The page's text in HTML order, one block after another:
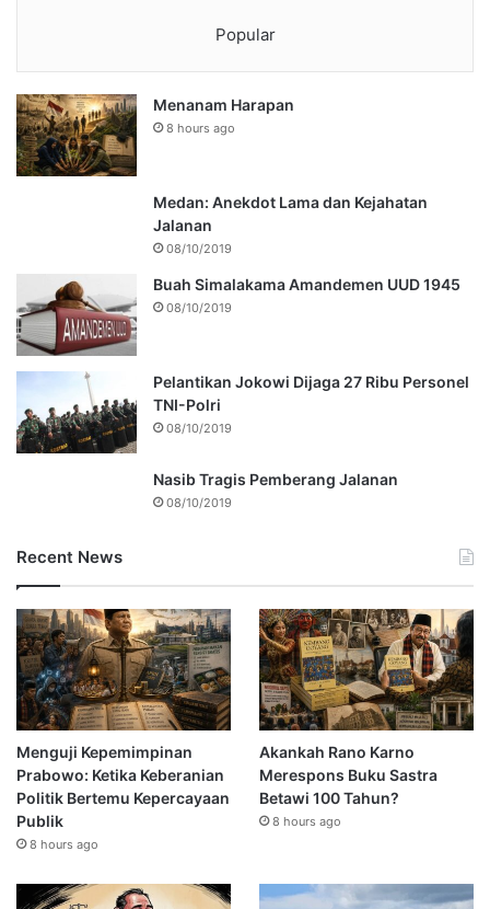
Popular
Menanam Harapan
8 hours ago
Medan: Anekdot Lama dan Kejahatan
Jalanan
08/10/2019
Buah Simalakama Amandemen UUD 1945
08/10/2019
Pelantikan Jokowi Dijaga 27 Ribu Personel
TNI-Polri
08/10/2019
Nasib Tragis Pemberang Jalanan
08/10/2019
Recent News
Menguji Kepemimpinan
Prabowo: Ketika Keberanian
Politik Bertemu Kepercayaan
Publik
8 hours ago
Akankah Rano Karno
Merespons Buku Sastra
Betawi 100 Tahun?
8 hours ago